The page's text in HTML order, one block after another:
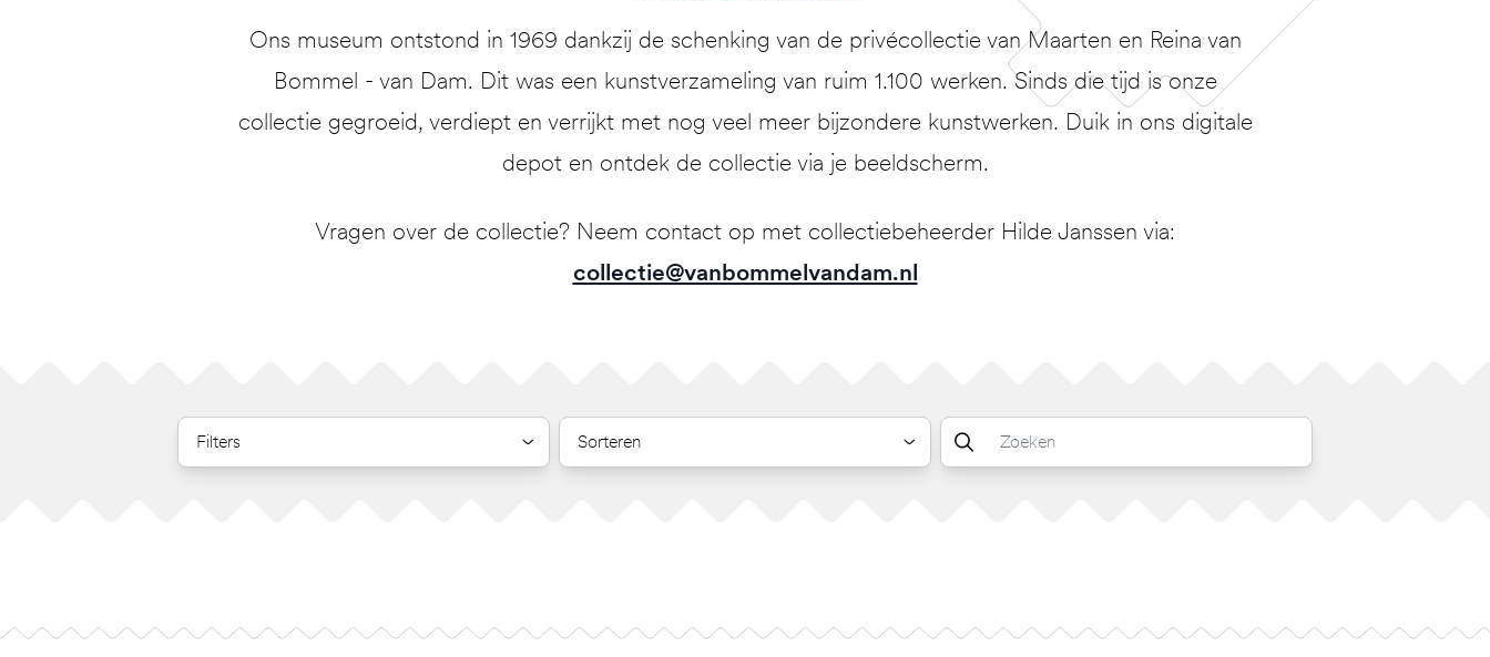
Ons museum ontstond in 1969 dankzij de schenking van de privécollectie van Maarten en Reina van
Bommel - van Dam. Dit was een kunstverzameling van ruim 1.100 werken. Sinds die tijd is onze
collectie gegroeid, verdiept en verrijkt met nog veel meer bijzondere kunstwerken. Duik in ons digitale
depot en ontdek de collectie via je beeldscherm.
Vragen over de collectie? Neem contact op met collectiebeheerder Hilde Janssen via:
collectie@vanbommelvandam.nl
Filters Sorteren